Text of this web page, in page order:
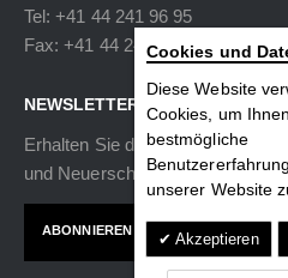
Tel: +41 44 241 96 95
Fax: +41 44 240 34 40
NEWSLETTER
Erhalten Sie die neuesten
und Neuerscheinungen.
ABONNIEREN
Cookies und
Diese Website
Cookies, um
bestmögliche
unserer Website
Akzeptieren